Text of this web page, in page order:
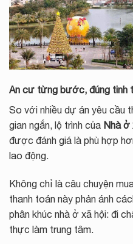
An cư từng bước, đúng tinh
So với nhiều dự án yêu cầu
gian ngắn, lộ trình của Nhà ở
được đánh giá là phù hợp
lao động.
Không chỉ là câu chuyện
thanh toán này phản ánh
phân khúc nhà ở xã hội: đi
thực làm trung tâm.